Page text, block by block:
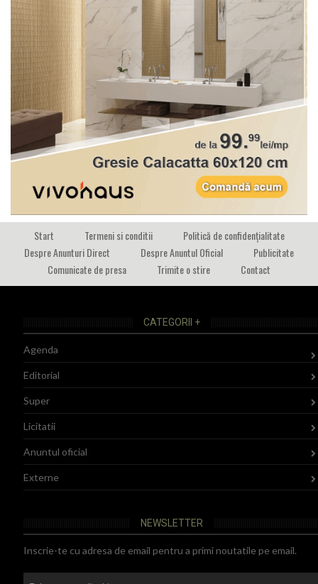
Start Termeni si conditii
Politică de confidențialitate
Despre Anunturi Direct
Despre Anuntul Oficial
Publicitate
Comunicate de presa
Trimite o stire Contact
CATEGORII +
Agenda
Editorial
Super
Licitatii
Anuntul oficial
Externe
NEWSLETTER
Inscrie-te cu adresa de email pentru a primi noutatile pe email.